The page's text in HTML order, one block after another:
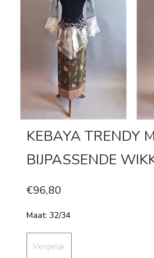
KEBAYA TRENDY
BIJPASSENDE
€96,80
Maat: 32/34
Vergelijk